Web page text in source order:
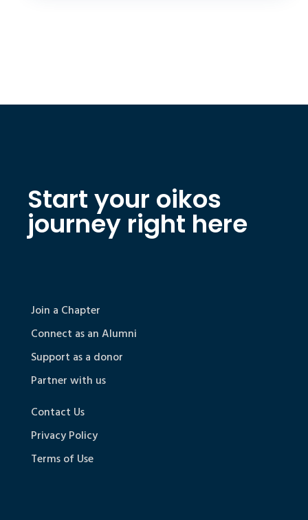
Start your oikos
journey right here
Join a Chapter
Connect as an Alumni
Support as a donor
Partner with us
Contact Us
Privacy Policy
Terms of Use